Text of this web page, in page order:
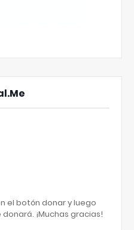
el botón donar y luego
¡Muchas gracias!